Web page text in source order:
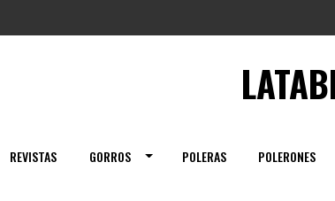
REVISTAS GORROS POLERAS POLERONES